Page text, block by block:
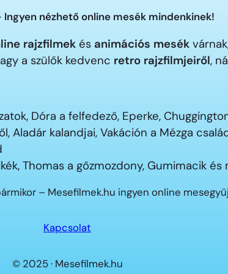
nézhető online mesék mindenkinek!
rajzfilmek és animációs mesék
a szülők kedvenc retro rajzfilmjeiről,
Dóra a felfedező, Eperke,
Aladár kalandjai, Vakáción a Mézga
Thomas a gőzmozdony, Gumimacik
– Mesefilmek.hu ingyen online
Kapcsolat
© 2025 · Mesefilmek.hu